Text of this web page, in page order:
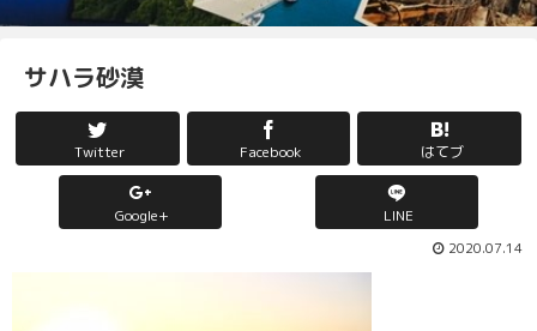
サハラ砂漠
Twitter Facebook はてブ
Google+ LINE
2020.07.14